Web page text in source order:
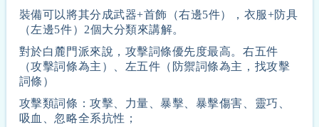
裝備可以將其分成武器+首飾（右邊5件），衣服+防具
（左邊5件）2個大分類來講解。
對於白麓門派來說，攻擊詞條優先度最高。右五件
（攻擊詞條為主）、左五件（防禦詞條為主，找攻擊
詞條）
攻擊類詞條：攻擊、力量、暴擊、暴擊傷害、靈巧、
吸血、忽略全系抗性；